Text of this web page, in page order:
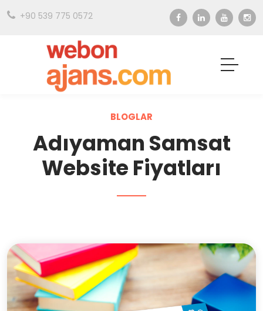
+90 539 775 0572
BLOGLAR
Adıyaman Samsat
Website Fiyatları